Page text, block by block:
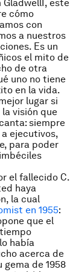
este
cómo
con
a nuestros
Es un
el mito de
de otra
uno no tiene
en la vida.
lugar si
visión que
siempre
ejecutivos,
para poder
el fallecido C.
haya
la cual
en 1955:
que el
había
acerca de
gema de 1958